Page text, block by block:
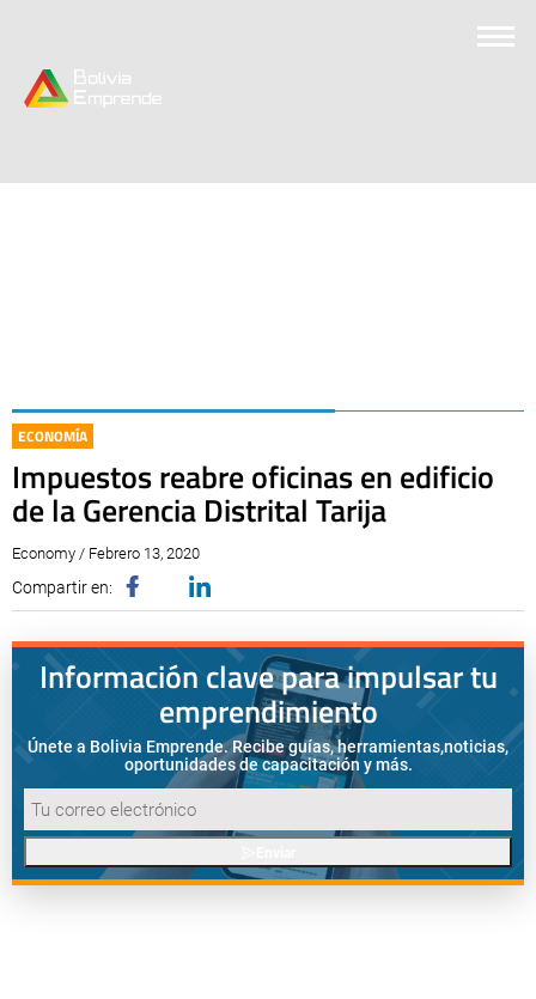
ECONOMÍA
Impuestos reabre oficinas en edificio
de la Gerencia Distrital Tarija
Economy / Febrero 13, 2020
Compartir en:
Información clave para impulsar tu
emprendimiento
Únete a Bolivia Emprende. Recibe guías, herramientas,noticias,
oportunidades de capacitación y más.